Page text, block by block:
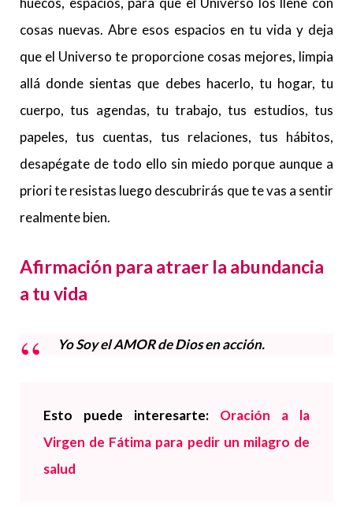
cosas nuevas. Abre esos espacios en tu vida y deja
que el Universo te proporcione cosas mejores, limpia
allá donde sientas que debes hacerlo, tu hogar, tu
cuerpo, tus agendas, tu trabajo, tus estudios, tus
papeles, tus cuentas, tus relaciones, tus hábitos,
desapégate de todo ello sin miedo porque aunque a
priori te resistas luego descubrirás que te vas a sentir
realmente bien.
Afirmación para atraer la abundancia
a tu vida
Yo Soy el AMOR de Dios en acción.
Esto puede interesarte: Oración a la
Virgen de Fátima para pedir un milagro de
salud